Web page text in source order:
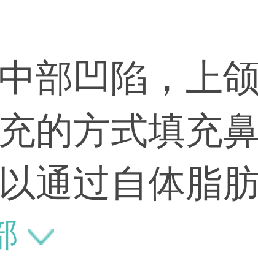
部凹陷，上
的方式填充
通过自体脂
运丰富，自